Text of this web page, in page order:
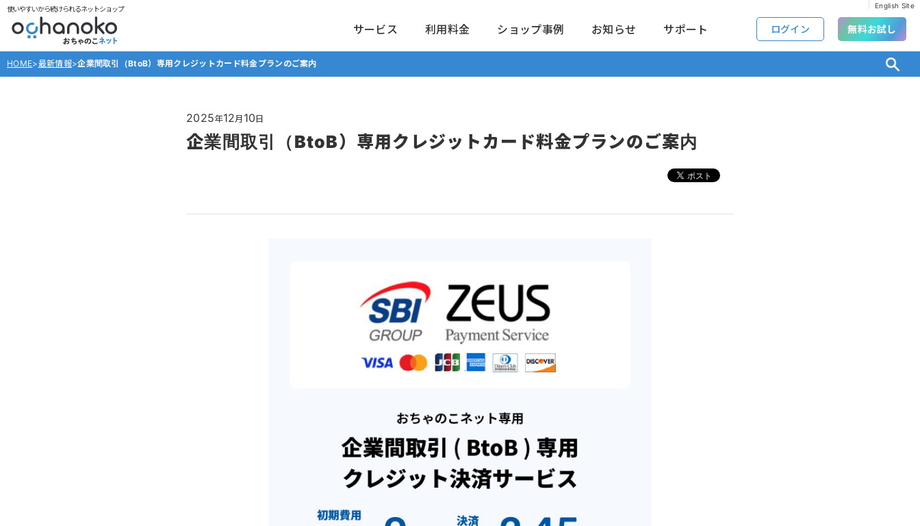
English Site
使いやすいから続けられるネットショップ
サービス 利用料金 ショップ事例 お知らせ サポート ログイン 無料お試し
HOME>最新情報>企業間取引（BtoB）専用クレジットカード料金プランのご案内
2025年12月 10 日
企業間取引（BtoB）専用クレジットカード料金プランのご案内